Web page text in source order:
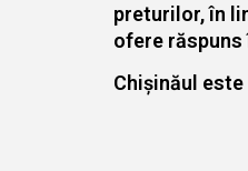
preturilor, în
ofere
Chișinăul